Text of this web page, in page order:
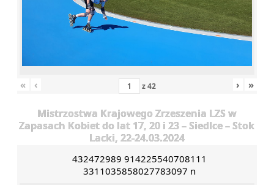
« ‹ z42 › »
Mistrzostwa Krajowego Zrzeszenia LZS w
Zapasach Kobiet do lat 17, 20 i 23 – Siedlce – Stok
Lacki, 22-24.03.2024
432472989 914225540708111
3311035858027783097 n